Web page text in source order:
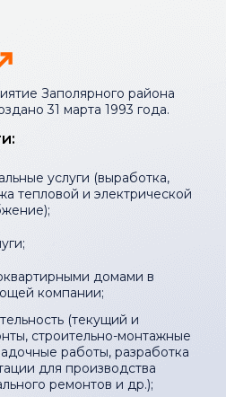
Заполярного района
31 марта 1993 года.
услуги (выработка,
тепловой и электрической
домами в
компании;
(текущий и
строительно-монтажные
работы, разработка
для производства
ремонтов и др.);